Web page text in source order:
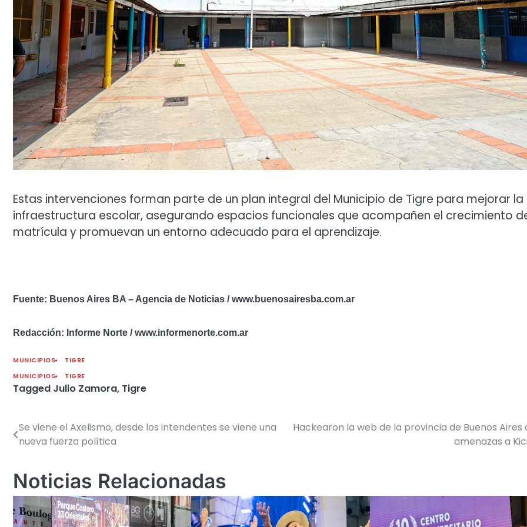
Estas intervenciones forman parte de un plan integral del Municipio de Tigre para mejorar la
infraestructura escolar, asegurando espacios funcionales que acompañen el crecimiento
matrícula y promuevan un entorno adecuado para el aprendizaje.
Fuente: Buenos Aires BA – Agencia de Noticias / www.buenosairesba.com.ar
Redacción: Informe Norte / www.informenorte.com.ar
MUNICIPIOS
TIGRE
MUNICIPIOS
TIGRE
Tagged Julio Zamora, Tigre
Navegación
entradas
Se viene el Axelismo, desde los intendentes se viene una
nueva fuerza política
Hackearon la web de la provincia de Buenos Aires
amenazas a
Noticias Relacionadas